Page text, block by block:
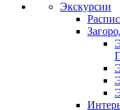
Экскурсии